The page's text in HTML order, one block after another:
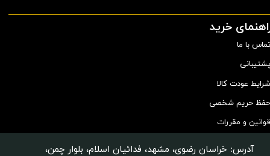
خرید
تماس با ما
پشتیبانی
شرایط عودت کالا
حفظ حریم شخصی
قوانین و مقررات
آدرس: خراسان رضوی، مشهد، فدائیان اسلام، بلوار چمن،